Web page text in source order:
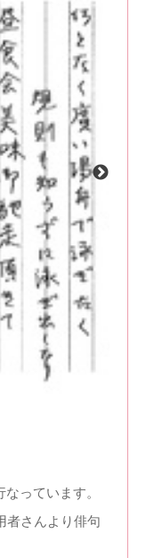
っています。
者さんより俳句